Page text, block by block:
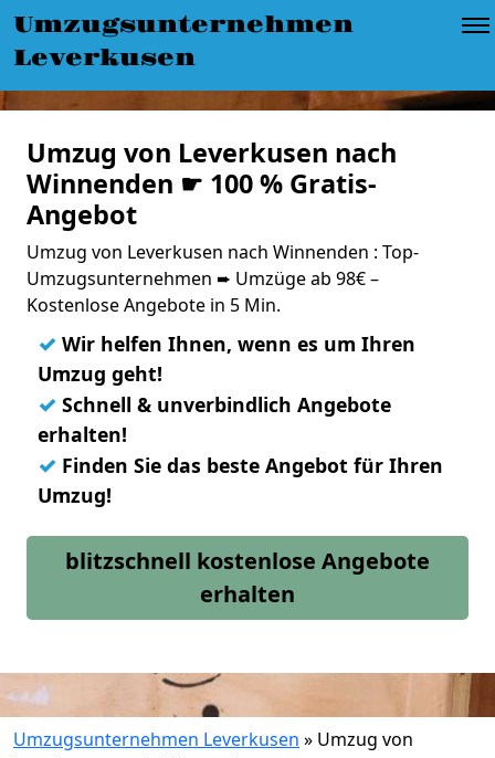
Umzugsunternehmen
Leverkusen
Umzug von Leverkusen nach
Winnenden ☛ 100 % Gratis-
Angebot
Umzug von Leverkusen nach Winnenden : Top-
Umzugsunternehmen ➨ Umzüge ab 98€ –
Kostenlose Angebote in 5 Min.
✓ Wir helfen Ihnen, wenn es um Ihren
Umzug geht!
✓ Schnell & unverbindlich Angebote
erhalten!
✓ Finden Sie das beste Angebot für Ihren
Umzug!
blitzschnell kostenlose Angebote
erhalten
Umzugsunternehmen Leverkusen » Umzug von